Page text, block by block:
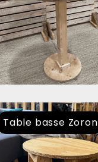
Table basse Zoron